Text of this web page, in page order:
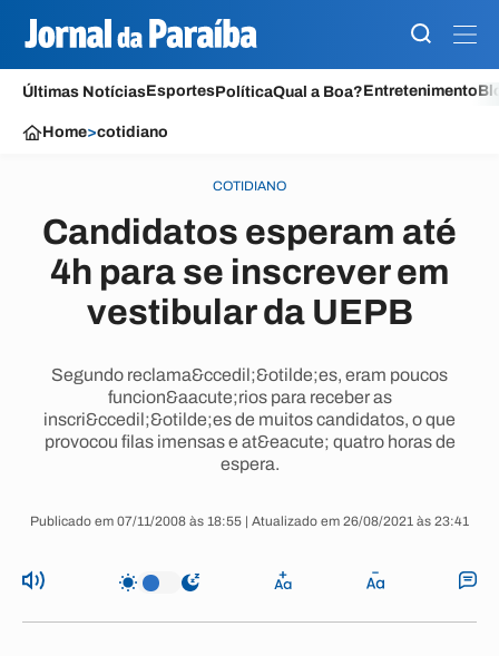
Últimas NotíciasEsportesPolíticaQual a Boa?Entretenimento
Home>cotidiano
COTIDIANO
Candidatos esperam até
4h para se inscrever em
vestibular da UEPB
Segundo reclama&ccedil;&otilde;es, eram poucos
funcion&aacute;rios para receber as
inscri&ccedil;&otilde;es de muitos candidatos, o que
provocou filas imensas e at&eacute; quatro horas de
espera.
Publicado em 07/11/2008 às 18:55 | Atualizado em 26/08/2021 às 23:41